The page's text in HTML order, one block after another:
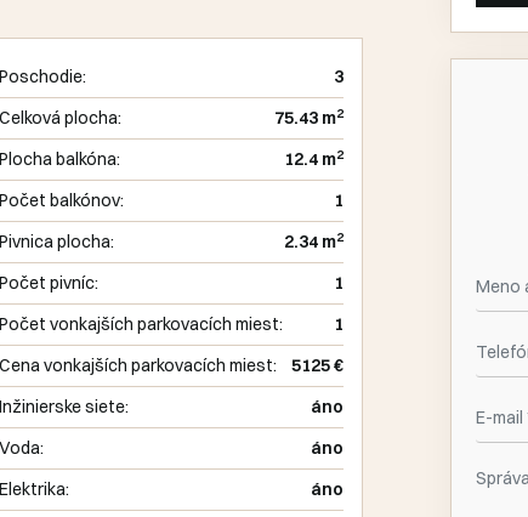
Poschodie:
3
Celková plocha:
75.43 m2
Plocha balkóna: 12.4 m2
Počet balkónov:
1
Pivnica plocha:
2.34 m2
Počet pivníc:
1
Počet vonkajších parkovacích miest:
1
Cena vonkajších parkovacích miest:
5125 €
Inžinierske siete:
áno
Voda:
áno
Elektrika:
áno